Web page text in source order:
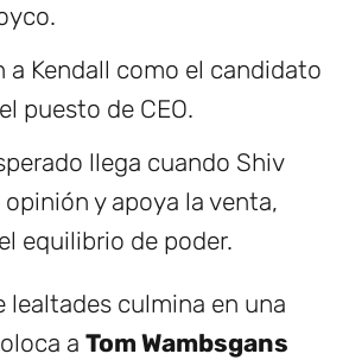
a Kendall como el candidato
puesto de CEO.
llega cuando Shiv
y apoya la venta,
equilibrio de poder.
lealtades culmina en una
a Tom Wambsgans